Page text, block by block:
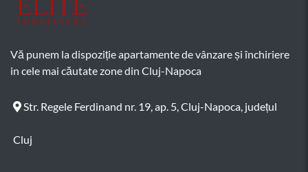
Vă punem la dispoziție apartamente de vânzare și închiriere
in cele mai căutate zone din Cluj-Napoca
Str. Regele Ferdinand nr. 19, ap. 5, Cluj-Napoca, județul
Cluj